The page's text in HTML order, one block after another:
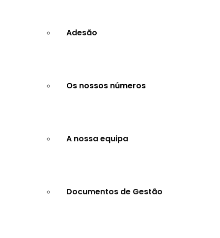
Adesão
Os nossos números
A nossa equipa
Documentos de Gestão